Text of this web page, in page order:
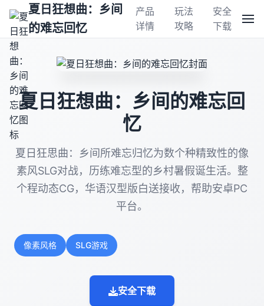
夏日狂想曲：乡间
的难忘回忆
产品
详情
玩法
攻略
安全
下载
夏日狂想曲：乡间的难忘回
忆
夏日狂思曲：乡间所难忘归忆为数个种精致性的像
素风SLG对战，历练难忘型的乡村暑假诞生活。整
个程动态CG，华语汉型版白送接收，帮助安卓PC
平台。
像素风格 SLG游戏
安全下载